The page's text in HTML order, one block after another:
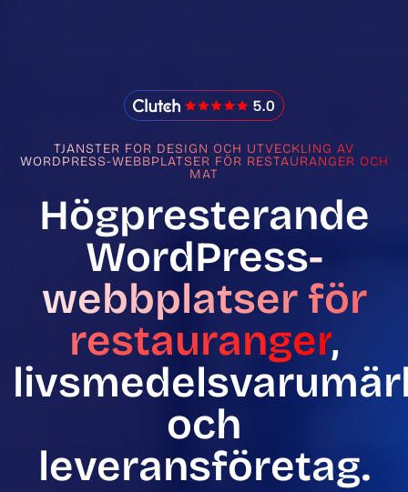
IMADO Reviews
TJÄNSTER FÖR DESIGN OCH UTVECKLING AV
WORDPRESS-WEBBPLATSER FÖR RESTAURANGER OCH
MAT
Högpresterande
WordPress-
webbplatser för
restauranger,
och
leveransföretag.